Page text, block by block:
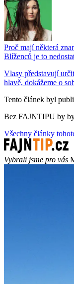
Proč mají některá
Blíženců je to
Vlasy představují
hlavě, dokážeme o
Tento článek byl
Bez FAJNTIPU by
Všechny články
Vybrali jsme pro vás